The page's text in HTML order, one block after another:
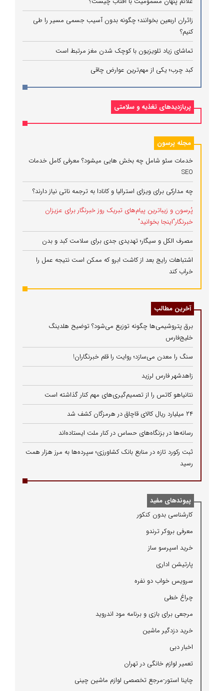
زائران اربعین بخوانند؛ چگونه بدون آسیب جسمی مسیر را طی
کنیم؟
تماشای زیاد تلویزیون با کوچک شدن مغز مرتبط است
کبد چرب؛ یکی از مهم‌ترین عوارض چاقی
پربازدیدهای تغذیه و سلامتی
مجله پرسون
خدمات سئو شامل چه بخش هایی میشود؟ معرفی کامل خدمات
SEO
چه مدارکی برای ویزای استرالیا و کانادا به ترجمه ناتی نیاز دارند؟
پُرسون و زیباترین پیام‌های تبریک روز خبرنگار برای عزیزان
خبرنگار"اینجا بخوانید"
مصرف الکل و سیگار؛ تهدیدی جدی برای سلامت کبد و بدن
اشتباهات رایج بعد از کاشت ابرو که ممکن است نتیجه عمل را
خراب کند
آخرین مطالب
برق پتروشیمی‌ها چگونه توزیع می‌شود؟ توضیح هلدینگ
خلیج‌فارس
سنگ را معدن می‌سازد؛ روایت را قلم خبرنگاران!
زاهدشهر فارس لرزید
نتانیاهو کاتس را از تصمیم‌گیری‌های مهم کنار گذاشته است
۲۴ میلیارد ریال کالای قاچاق در هرمزگان کشف شد
رسانه‌ها در بزنگاه‌های حساس در کنار ملت ایستاده‌اند
ثبت رکورد تازه در منابع بانک کشاورزی؛ سپرده‌ها به مرز هزار همت
رسید
پیوندهای مفید
كارشناسی بدون كنكور
معرفی بروكر ترندو
خرید اسپرسو ساز
پارتیشن اداری
سرویس خواب دو نفره
چراغ خطی
مرجعی برای بازی و برنامه مود اندروید
خرید دزدگیر ماشین
اخبار دبی
تعمیر لوازم خانگی در تهران
چاینا استور-مرجع تخصصی لوازم ماشین چینی